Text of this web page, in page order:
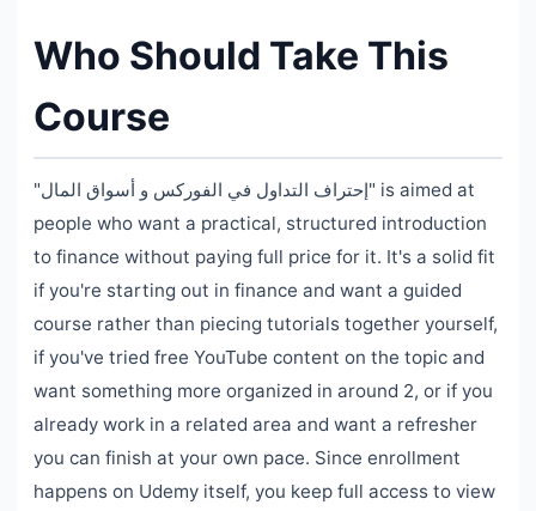
Who Should Take This
Course
"إحتراف التداول في الفوركس و أسواق المال" is aimed at
people who want a practical, structured introduction
to finance without paying full price for it. It's a solid fit
if you're starting out in finance and want a guided
course rather than piecing tutorials together yourself,
if you've tried free YouTube content on the topic and
want something more organized in around 2, or if you
already work in a related area and want a refresher
you can finish at your own pace. Since enrollment
happens on Udemy itself, you keep full access to view